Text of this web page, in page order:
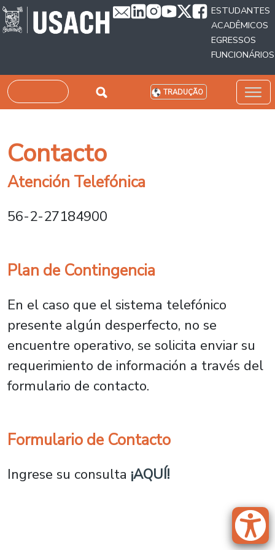
Passar para o conteúdo principal
ESTUDANTES
ACADÊMICOS
EGRESSOS
FUNCIONÁRIOS
Pesquisar TRADUÇÃO
Contacto
Atención Telefónica
56-2-27184900
Plan de Contingencia
En el caso que el sistema telefónico
presente algún desperfecto, no se
encuentre operativo, se solicita enviar su
requerimiento de información a través del
formulario de contacto.
Formulario de Contacto
Ingrese su consulta ¡AQUÍ!